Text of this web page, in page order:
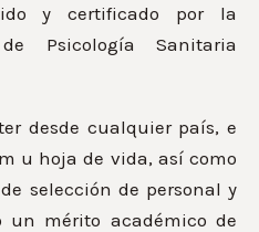
y certificado por la
Psicología Sanitaria
desde cualquier país, e
u hoja de vida, así como
selección de personal y
un mérito académico de